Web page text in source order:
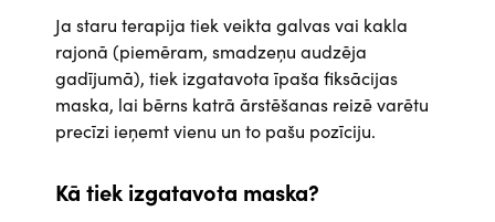
Ja staru terapija tiek veikta galvas vai kakla
rajonā (piemēram, smadzeņu audzēja
gadījumā), tiek izgatavota īpaša fiksācijas
maska, lai bērns katrā ārstēšanas reizē varētu
precīzi ieņemt vienu un to pašu pozīciju.
Kā tiek izgatavota maska?